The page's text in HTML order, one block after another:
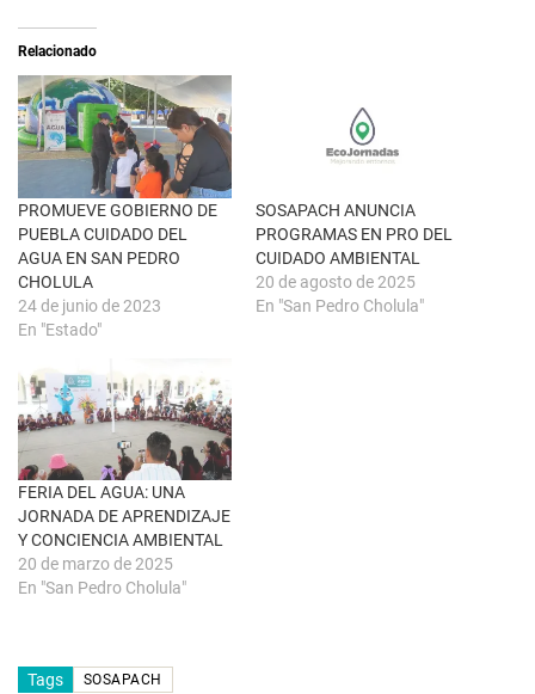
e
b
r
e
e
n
u
n
a
e
n
t
a
n
a
n
u
e
v
e
n
F
a
c
e
b
o
k
S
e
r
n
a
v
e
n
t
a
n
a
n
u
e
v
a
)
Relacionado
PROMUEVE GOBIERNO DE
PUEBLA CUIDADO DEL
AGUA EN SAN PEDRO
CHOLULA
24 de junio de 2023
En "Estado"
SOSAPACH ANUNCIA
PROGRAMAS EN PRO DEL
CUIDADO AMBIENTAL
20 de agosto de 2025
En "San Pedro Cholula"
FERIA DEL AGUA: UNA
JORNADA DE APRENDIZAJE
Y CONCIENCIA AMBIENTAL
20 de marzo de 2025
En "San Pedro Cholula"
Tags SOSAPACH